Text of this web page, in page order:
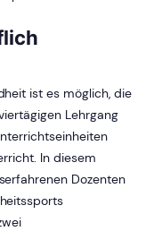
ist es möglich, die
Lehrgang
In diesem
Dozenten